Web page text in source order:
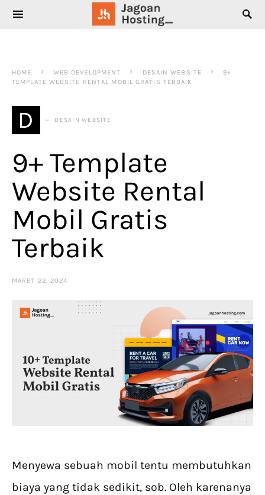
SEARCH FOR:
HOME WEB DEVELOPMENT DESAIN WEBSITE
9+
TEMPLATE WEBSITE RENTAL MOBIL GRATIS TERBAIK
D DESAIN WEBSITE
9+ Template
Website Rental
Mobil Gratis
Terbaik
MARET 22, 2024
Menyewa sebuah mobil tentu membutuhkan
biaya yang tidak sedikit, sob. Oleh karenanya